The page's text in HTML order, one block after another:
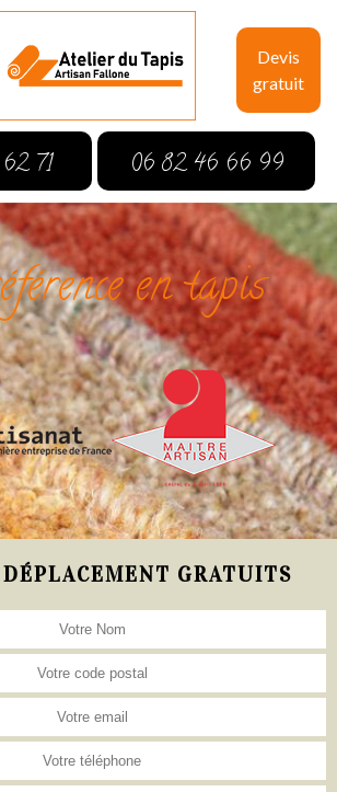
Devis
gratuit
71 06 82 46 66 99
en tapis
GRATUITS